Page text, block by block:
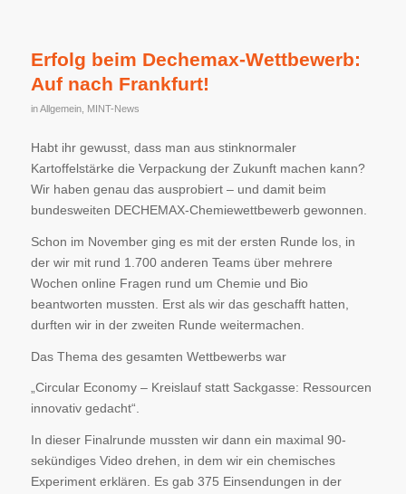
Erfolg beim Dechemax-Wettbewerb:
Auf nach Frankfurt!
inAllgemein, MINT-News
Habt ihr gewusst, dass man aus stinknormaler
Kartoffelstärke die Verpackung der Zukunft machen kann?
Wir haben genau das ausprobiert – und damit beim
bundesweiten DECHEMAX-Chemiewettbewerb gewonnen.
Schon im November ging es mit der ersten Runde los, in
der wir mit rund 1.700 anderen Teams über mehrere
Wochen online Fragen rund um Chemie und Bio
beantworten mussten. Erst als wir das geschafft hatten,
durften wir in der zweiten Runde weitermachen.
Das Thema des gesamten Wettbewerbs war
„Circular Economy – Kreislauf statt Sackgasse: Ressourcen
innovativ gedacht“.
In dieser Finalrunde mussten wir dann ein maximal 90-
sekündiges Video drehen, in dem wir ein chemisches
Experiment erklären. Es gab 375 Einsendungen in der